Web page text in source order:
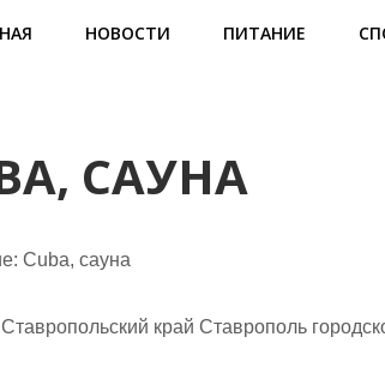
НОВОСТИ ПИТАНИЕ
САУНА
Cuba, сауна
Ставропольский край Ставрополь